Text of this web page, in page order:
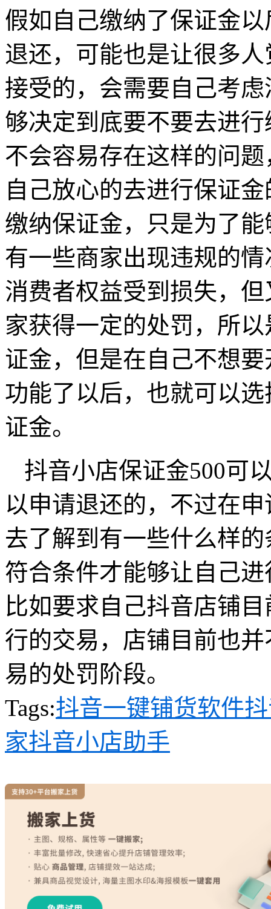
假如自己缴纳了保证金
退还，可能也是让很多
接受的，会需要自己考
够决定到底要不要去进
不会容易存在这样的问
自己放心的去进行保证
缴纳保证金，只是为了
有一些商家出现违规的
消费者权益受到损失，
家获得一定的处罚，所
证金，但是在自己不想
功能了以后，也就可以
证金。
抖音小店保证金500可
以申请退还的，不过在
去了解到有一些什么样
符合条件才能够让自己
比如要求自己抖音店铺
行的交易，店铺目前也
易的处罚阶段。
Tags:抖音一键铺货软件
家抖音小店助手